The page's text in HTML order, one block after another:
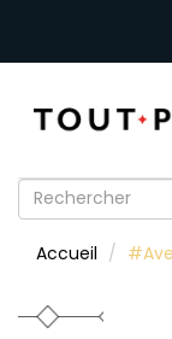
Formulaire
recherche
Accueil